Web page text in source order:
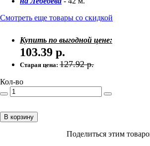
Смотреть еще товары со скидкой
Купить по выгодной цене:
103.39 р.
Старая цена: 127.92р.
Кол-во
В корзину
Поделиться этим